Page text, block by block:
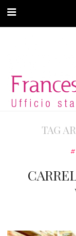
ARTICOLI
MODA ADATTIVA
CONTATTITAG